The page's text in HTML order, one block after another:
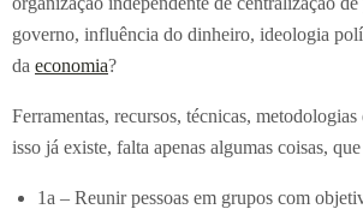
governo, influência do dinheiro, ideologia
da economia?
Ferramentas, recursos, técnicas,
isso já existe, falta apenas algumas coisas, que
1a – Reunir pessoas em grupos com